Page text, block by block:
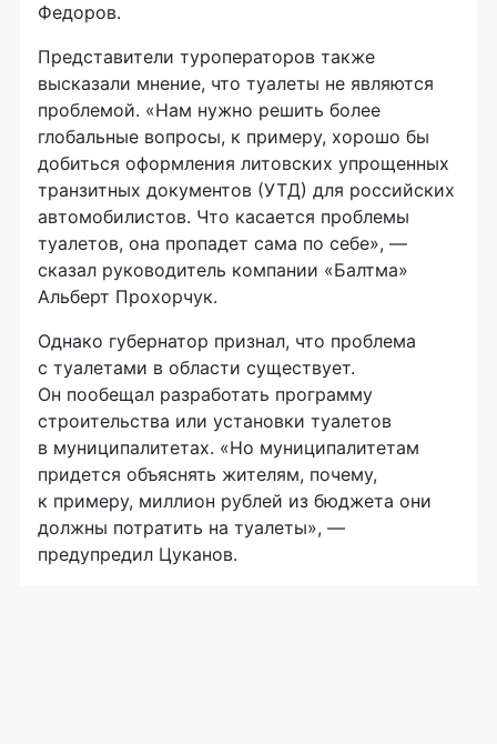
Федоров.
Представители туроператоров также
высказали мнение, что туалеты не являются
проблемой. «Нам нужно решить более
глобальные вопросы, к примеру, хорошо бы
добиться оформления литовских упрощенных
транзитных документов (УТД) для российских
автомобилистов. Что касается проблемы
туалетов, она пропадет сама по себе», —
сказал руководитель компании «Балтма»
Альберт Прохорчук.
Однако губернатор признал, что проблема
с туалетами в области существует.
Он пообещал разработать программу
строительства или установки туалетов
в муниципалитетах. «Но муниципалитетам
придется объяснять жителям, почему,
к примеру, миллион рублей из бюджета они
должны потратить на туалеты», —
предупредил Цуканов.